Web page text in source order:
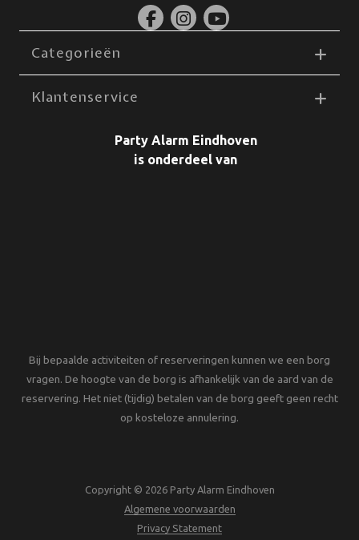
Categorieën
Klantenservice
Party Alarm Eindhoven
is onderdeel van
Bij bepaalde activiteiten of reserveringen kunnen we een borg
vragen. De hoogte van de borg is afhankelijk van de aard van de
reservering. Het niet (tijdig) betalen van de borg geeft geen recht
op kosteloze annulering.
Copyright © 2026 Party Alarm Eindhoven
Algemene voorwaarden
Privacy Statement